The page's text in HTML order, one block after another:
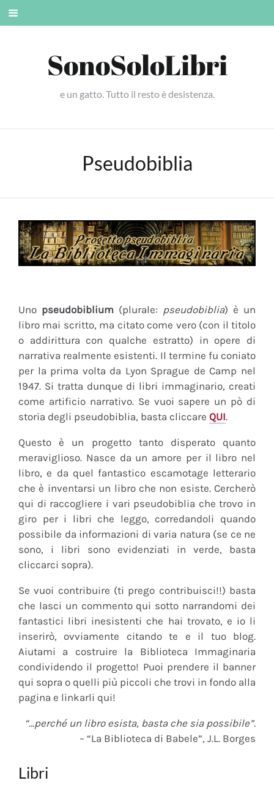
Skip
SonoSoloLibri
e un gatto. Tutto il resto è desistenza.
Pseudobiblia
Uno pseudobiblium (plurale: pseudobiblia) è un
libro mai scritto, ma citato come vero (con il titolo
o addirittura con qualche estratto) in opere di
narrativa realmente esistenti. Il termine fu coniato
per la prima volta da Lyon Sprague de Camp nel
1947. Si tratta dunque di libri immaginario, creati
come artificio narrativo. Se vuoi sapere un pò di
storia degli pseudobiblia, basta cliccare QUI.
Questo è un progetto tanto disperato quanto
meraviglioso. Nasce da un amore per il libro nel
libro, e da quel fantastico escamotage letterario
che è inventarsi un libro che non esiste. Cercherò
qui di raccogliere i vari pseudobiblia che trovo in
giro per i libri che leggo, corredandoli quando
possibile da informazioni di varia natura (se ce ne
sono, i libri sono evidenziati in verde, basta
cliccarci sopra).
Se vuoi contribuire (ti prego contribuisci!!) basta
che lasci un commento qui sotto narrandomi dei
fantastici libri inesistenti che hai trovato, e io li
inserirò, ovviamente citando te e il tuo blog.
Aiutami a costruire la Biblioteca Immaginaria
condividendo il progetto! Puoi prendere il banner
qui sopra o quelli più piccoli che trovi in fondo alla
pagina e linkarli qui!
“…perché un libro esista, basta che sia possibile”.
– “La Biblioteca di Babele”, J.L. Borges
Libri